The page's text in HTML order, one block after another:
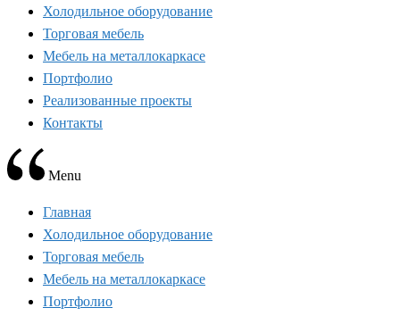
Холодильное оборудование
Торговая мебель
Мебель на металлокаркасе
Портфолио
Реализованные проекты
Контакты
Menu
Главная
Холодильное оборудование
Торговая мебель
Мебель на металлокаркасе
Портфолио